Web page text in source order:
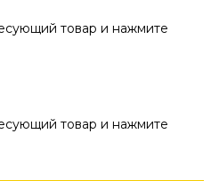
товар и нажмите
товар и нажмите